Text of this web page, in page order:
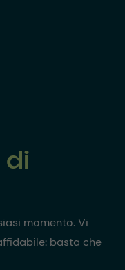
di
momento. Vi
basta che